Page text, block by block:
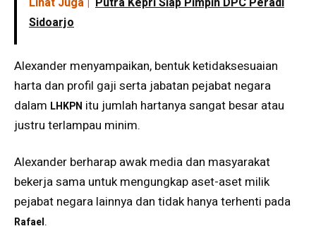
Sidoarjo
Alexander menyampaikan, bentuk ketidaksesuaian
harta dan profil gaji serta jabatan pejabat negara
dalam LHKPN itu jumlah hartanya sangat besar atau
justru terlampau minim.
Alexander berharap awak media dan masyarakat
bekerja sama untuk mengungkap aset-aset milik
pejabat negara lainnya dan tidak hanya terhenti pada
Rafael.